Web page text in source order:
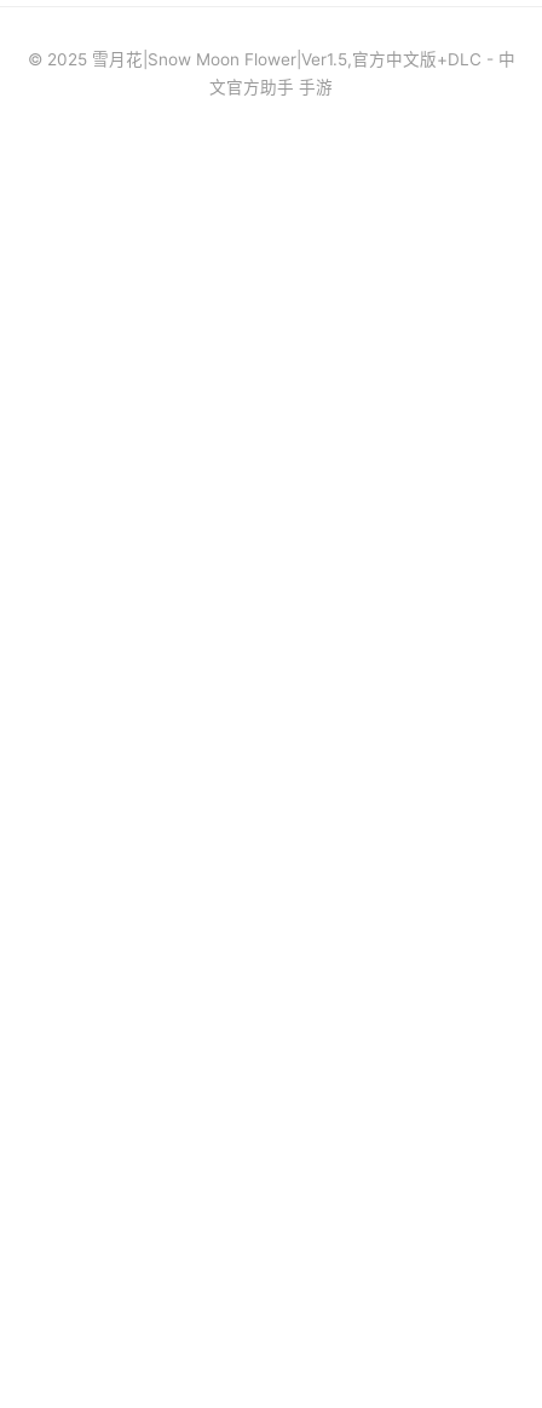
© 2025 雪月花|Snow Moon Flower|Ver1.5,官方中文版+DLC - 中
文官方助手 手游